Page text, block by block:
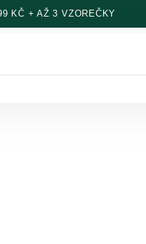
KČ + AŽ 3 VZOREČKY